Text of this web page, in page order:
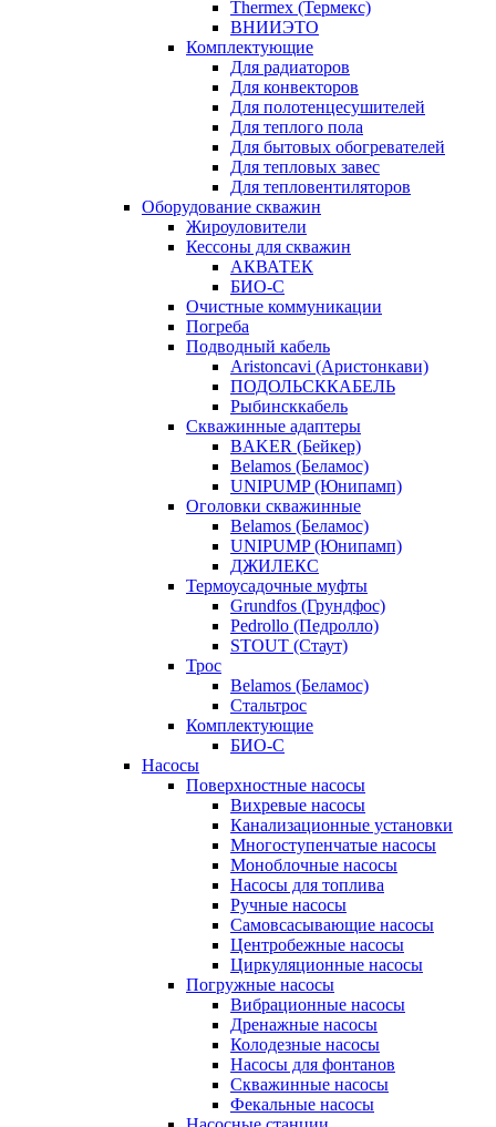
Thermex (Термекс)
ВНИИЭТО
Комплектующие
Для радиаторов
Для конвекторов
Для полотенцесушителей
Для теплого пола
Для бытовых обогревателей
Для тепловых завес
Для тепловентиляторов
Оборудование скважин
Жироуловители
Кессоны для скважин
АКВАТЕК
БИО-С
Очистные коммуникации
Погреба
Подводный кабель
Aristoncavi (Аристонкави)
ПОДОЛЬСККАБЕЛЬ
Рыбинсккабель
Скважинные адаптеры
BAKER (Бейкер)
Belamos (Беламос)
UNIPUMP (Юнипамп)
Оголовки скважинные
Belamos (Беламос)
UNIPUMP (Юнипамп)
ДЖИЛЕКС
Термоусадочные муфты
Grundfos (Грундфос)
Pedrollo (Педролло)
STOUT (Стаут)
Трос
Belamos (Беламос)
Стальтрос
Комплектующие
БИО-С
Насосы
Поверхностные насосы
Вихревые насосы
Канализационные установки
Многоступенчатые насосы
Моноблочные насосы
Насосы для топлива
Ручные насосы
Самовсасывающие насосы
Центробежные насосы
Циркуляционные насосы
Погружные насосы
Вибрационные насосы
Дренажные насосы
Колодезные насосы
Насосы для фонтанов
Скважинные насосы
Фекальные насосы